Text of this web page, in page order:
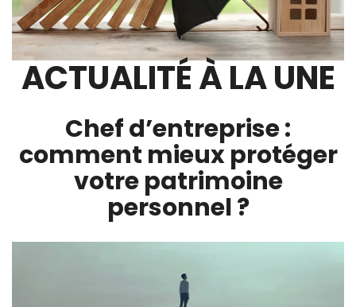
ACTUALITÉ À LA UNE
Chef d’entreprise :
comment mieux protéger
votre patrimoine
personnel ?